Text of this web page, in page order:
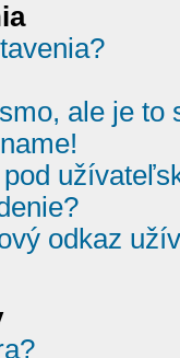
ale je to
odkaz